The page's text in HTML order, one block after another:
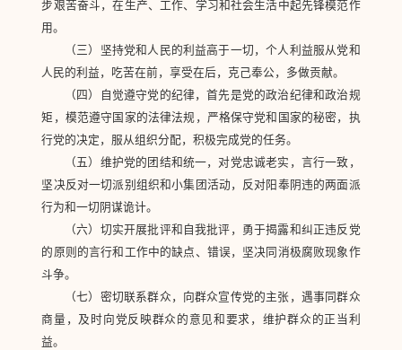
步艰苦奋斗，在生产、工作、学习和社会生活中起先锋模范作
用。
（三）坚持党和人民的利益高于一切，个人利益服从党和
人民的利益，吃苦在前，享受在后，克己奉公，多做贡献。
（四）自觉遵守党的纪律，首先是党的政治纪律和政治规
矩，模范遵守国家的法律法规，严格保守党和国家的秘密，执
行党的决定，服从组织分配，积极完成党的任务。
（五）维护党的团结和统一，对党忠诚老实，言行一致，
坚决反对一切派别组织和小集团活动，反对阳奉阴违的两面派
行为和一切阴谋诡计。
（六）切实开展批评和自我批评，勇于揭露和纠正违反党
的原则的言行和工作中的缺点、错误，坚决同消极腐败现象作
斗争。
（七）密切联系群众，向群众宣传党的主张，遇事同群众
商量，及时向党反映群众的意见和要求，维护群众的正当利
益。